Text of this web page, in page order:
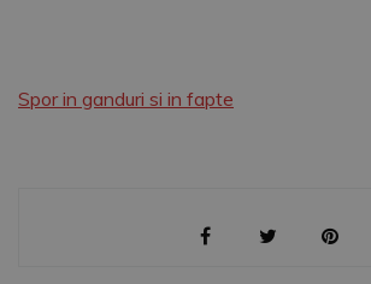
Spor in ganduri si in fapte